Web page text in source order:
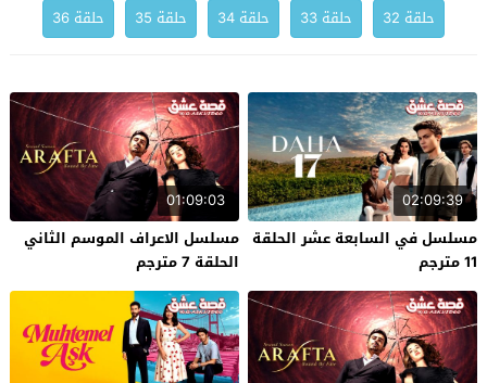
حلقة 32
حلقة 33 حلقة 34 حلقة 35 حلقة 36
02:09:39
مسلسل في السابعة عشر الحلقة
11 مترجم
01:09:03
مسلسل الاعراف الموسم الثاني
الحلقة 7 مترجم